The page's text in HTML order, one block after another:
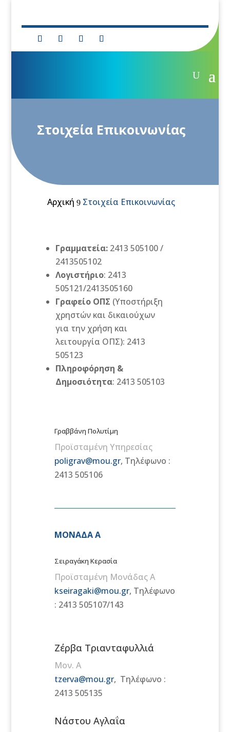
Στοιχεία Επικοινωνίας
Αρχική 9 Στοιχεία Επικοινωνίας
Γραμματεία: 2413 505100 /
2413505102
Λογιστήριο: 2413
505121/2413505160
Γραφείο ΟΠΣ (Υποστήριξη
χρηστών και δικαιούχων
για την χρήση και
λειτουργία ΟΠΣ): 2413
505123
Πληροφόρηση &
Δημοσιότητα: 2413 505103
Γραββάνη Πολυτίμη
Προϊσταμένη Υπηρεσίας
poligrav@mou.gr, Τηλέφωνο :
2413 505106
ΜΟΝΑΔΑ Α
Σειραγάκη Κερασία
Προϊσταμένη Μονάδας Α
kseiragaki@mou.gr, Τηλέφωνο
: 2413 505107/143
Ζέρβα Τριανταφυλλιά
Μον. Α
tzerva@mou.gr, Τηλέφωνο :
2413 505135
Νάστου Αγλαΐα